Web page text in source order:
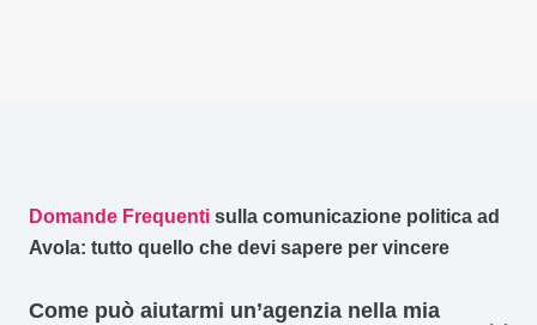
Domande Frequenti sulla comunicazione politica ad
Avola: tutto quello che devi sapere per vincere
Come può aiutarmi un’agenzia nella mia